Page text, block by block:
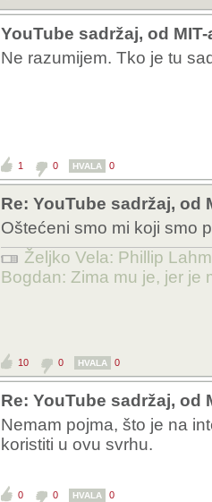
YouTube sadržaj, od
Ne razumijem. Tko je tu
1 0 HVALA 0
Re: YouTube sadržaj, od
Oštećeni smo mi koji smo
Željko Vela: Phillip
Bogdan: Zima mu je, jer je
10 0 HVALA 0
Re: YouTube sadržaj, od
Nemam pojma, što je na
koristiti u ovu svrhu.
0 0 HVALA 0